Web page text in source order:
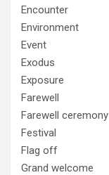
Encounter
Environment
Event
Exodus
Exposure
Farewell
Farewell ceremony
Festival
Flag off
Grand welcome